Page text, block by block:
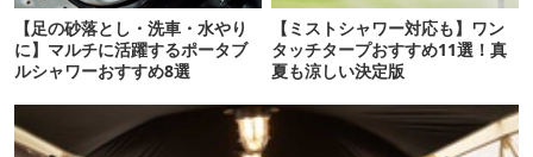
【足の砂落とし・洗車・水やり
に】マルチに活躍するポータブ
ルシャワーおすすめ8選
【ミストシャワー対応も】ワン
タッチタープおすすめ11選！真
夏も涼しい決定版